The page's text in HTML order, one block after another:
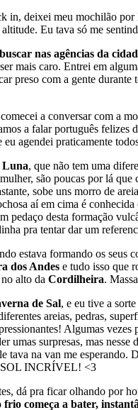
in, deixei meu mochilão
Eu tava só me
nas agências da
mais caro. Entrei em
preso com a gente
a conversar com a
a falar português felizes
agendei praticamente
Luna, que não tem uma
são poucas por lá
sobe uns morro de
aí em cima é conhecida
desta formação
pra tentar dar um
estava formando os seus
dos Andes e tudo isso que
alto da Cordilheira.
de Sal, e eu tive a
areias, pedras,
Algumas vezes
umas surpresas, mas
tava na van me
SOL INCRÍVEL! <3
dá pra ficar olhando por
começa a bater,